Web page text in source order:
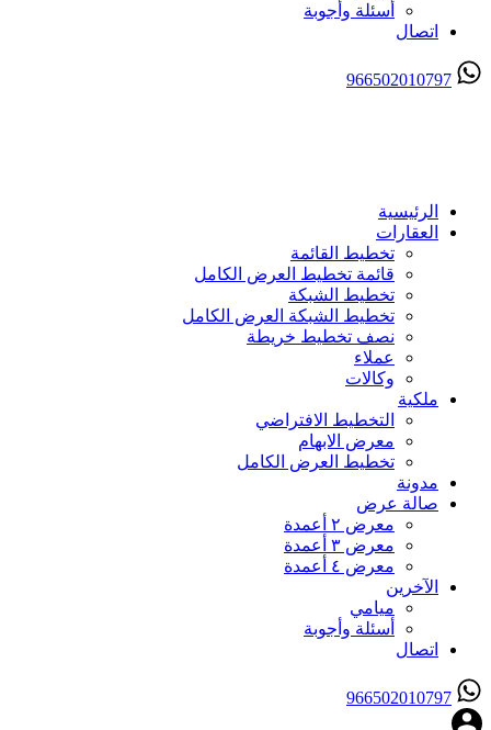
أسئلة وأجوبة
اتصال
966502010797
الرئيسية
العقارات
تخطيط القائمة
قائمة تخطيط العرض الكامل
تخطيط الشبكة
تخطيط الشبكة العرض الكامل
نصف تخطيط خريطة
عملاء
وكالات
ملكية
التخطيط الافتراضي
معرض الابهام
تخطيط العرض الكامل
مدونة
صالة عرض
معرض ٢ أعمدة
معرض ٣ أعمدة
معرض ٤ أعمدة
الآخرين
ميامي
أسئلة وأجوبة
اتصال
966502010797